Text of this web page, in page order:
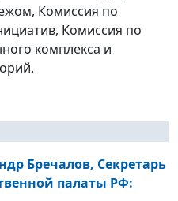
Комиссия по
Комиссия по
комплекса и
Бречалов, Секретарь
палаты РФ: